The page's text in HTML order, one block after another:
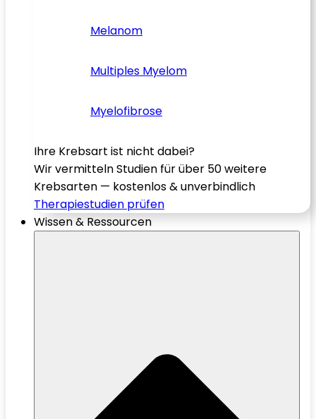
Melanom
Multiples Myelom
Myelofibrose
Ihre Krebsart ist nicht dabei?
Wir vermitteln Studien für über 50 weitere
Krebsarten — kostenlos & unverbindlich
Therapiestudien prüfen
Wissen & Ressourcen